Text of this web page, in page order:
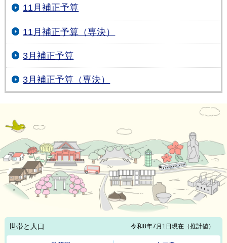
11月補正予算
11月補正予算（専決）
3月補正予算
3月補正予算（専決）